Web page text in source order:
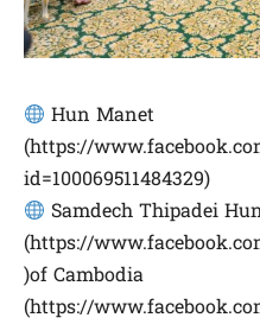
Hun Manet
(https://
id=100069511484329)
Samdech Thipadei
(https://
)of Cambodia
(https://